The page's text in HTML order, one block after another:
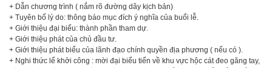
+ Dẫn chương trình ( nắm rõ đường dây kịch bản)
+ Tuyên bố lý do: thông báo mục đích ý nghĩa của buổi lễ.
+ Giới thiệu đại biểu: thành phần tham dự.
+ Giới thiệu phát của chủ đầu tư.
+ Giới thiệu phát biểu của lãnh đạo chính quyền địa phương ( nếu có ).
+ Nghi thức lể khởi công : mời đại biểu tiển về khu vực hộc cát đeo găng tay,